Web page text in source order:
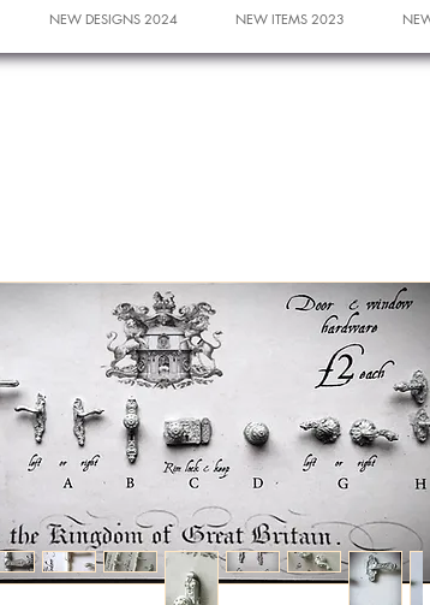
NEW DESIGNS 2024 NEW ITEMS 2023